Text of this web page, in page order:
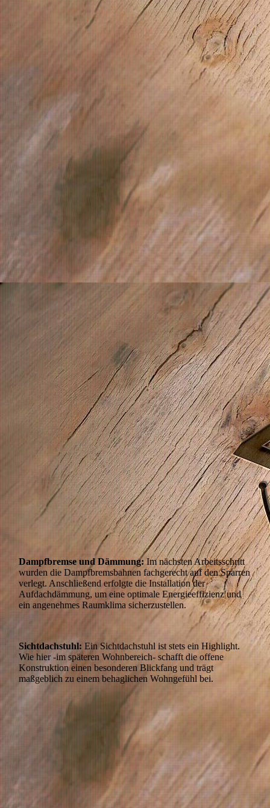
Dampfbremse und Dämmung:Im nächsten Arbeitsschritt
wurden die Dampfbremsbahnen fachgerecht auf den Sparren
verlegt. Anschließend erfolgte die Installation der
Aufdachdämmung, um eine optimale Energieeffizienz und
ein angenehmes Raumklima sicherzustellen.
Sichtdachstuhl:Ein Sichtdachstuhl ist stets ein Highlight.
Wie hier -im späteren Wohnbereich- schafft die offene
Konstruktion einen besonderen Blickfang und trägt
maßgeblich zu einem behaglichen Wohngefühl bei.